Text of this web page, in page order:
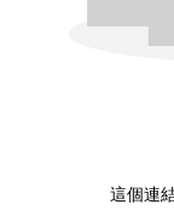
這個連